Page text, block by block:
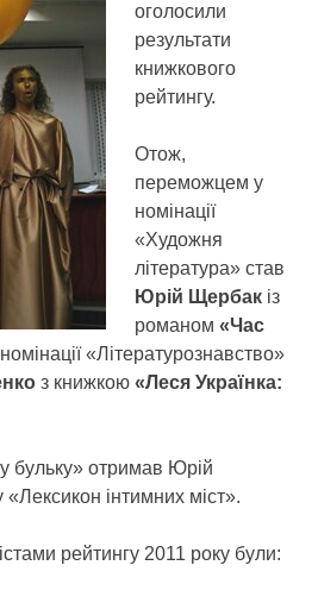
оголосили
результати
книжкового
рейтингу.
Отож,
переможцем у
номінації
«Художня
література» став
Юрій Щербак із
романом «Час
«Літературознавство»
з книжкою «Леся Українка:
бульку» отримав Юрій
інтимних міст».
рейтингу 2011 року були: